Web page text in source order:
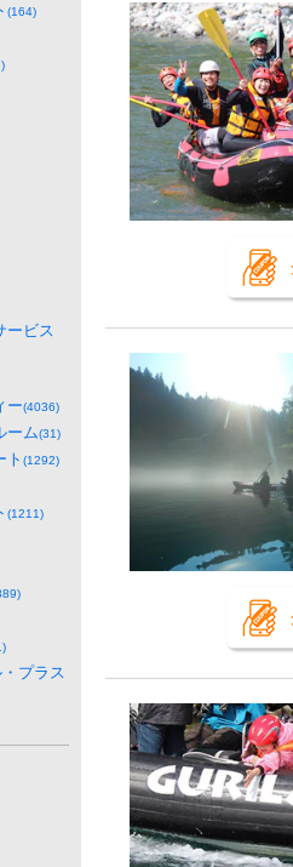
(164)
ービス
ー(4036)
ーム(31)
ト (1292)
(1211)
プラス